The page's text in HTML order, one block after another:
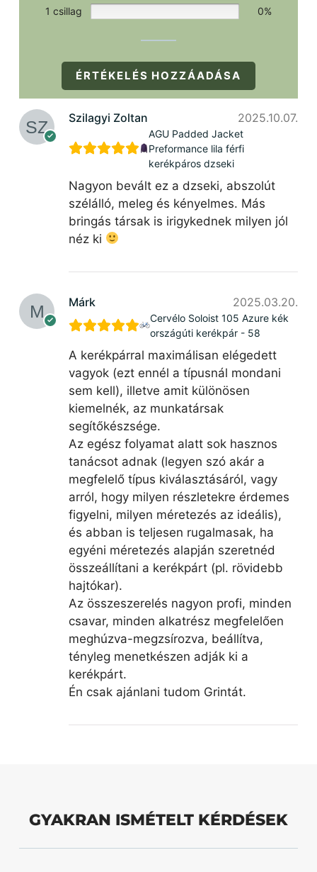
1 csillag
0%
ÉRTÉKELÉS HOZZÁADÁSA
Szilagyi Zoltan 2025.10.07.
AGU Padded Jacket
Preformance lila férfi
kerékpáros dzseki
Nagyon bevált ez a dzseki, abszolút
szélálló, meleg és kényelmes. Más
bringás társak is irigykednek milyen jól
néz ki
Márk 2025.03.20.
Cervélo Soloist 105 Azure kék
országúti kerékpár - 58
A kerékpárral maximálisan elégedett
vagyok (ezt ennél a típusnál mondani
sem kell), illetve amit különösen
kiemelnék, az munkatársak
segítőkészsége.
Az egész folyamat alatt sok hasznos
tanácsot adnak (legyen szó akár a
megfelelő típus kiválasztásáról, vagy
arról, hogy milyen részletekre érdemes
figyelni, milyen méretezés az ideális),
és abban is teljesen rugalmasak, ha
egyéni méretezés alapján szeretnéd
összeállítani a kerékpárt (pl. rövidebb
hajtókar).
Az összeszerelés nagyon profi, minden
csavar, minden alkatrész megfelelően
meghúzva-megzsírozva, beállítva,
tényleg menetkészen adják ki a
kerékpárt.
Én csak ajánlani tudom Grintát.
GYAKRAN ISMÉTELT KÉRDÉSEK